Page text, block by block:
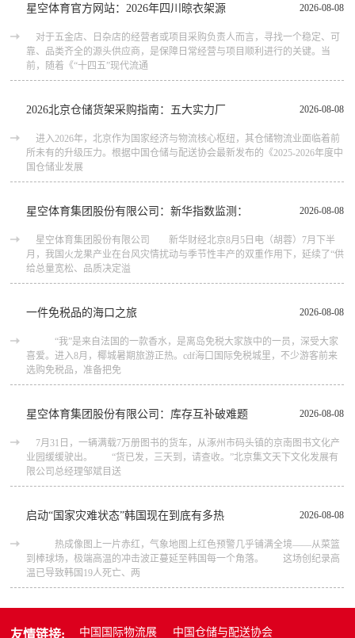
2026-08-08
星空体育官方网站：2026年四川晾衣架源
对于五金店、日杂店的经营者或项目采购负责人而言，寻找一个稳定、可
靠、品类齐全的源头供应商，是保障日常经营与项目顺利进行的关键。当
前，随着《“十四五”现代流通
2026-08-08
2026北京仓储货架采购指南：五大实力厂
进入2026年，北京作为国家经济与物流核心枢纽，其仓储物流业面临着前
所未有的升级压力。根据中国仓储与配送协会最新发布的《2025-2026年度中
国仓储业发展
2026-08-08
星空体育集团股份有限公司：新华指数监测：
星空体育集团股份有限公司 新华财经北京8月5日电（胡蓉）7月下半
月，我国火龙果产业在台风灾情扰动与季节性丰产的双重作用下，延续了“供
给总量宽松、品质决定溢
2026-08-08
一件免税品的海口之旅
“我”是来自法国的一款香水，是离岛免税大家族中的一员，深受大家
喜爱。进入8月，椰城暑期旅游正热。cdf海口国际免税城里，不少游客前来
选购免税品，准备把免
2026-08-08
星空体育集团股份有限公司：库存互补破难题
7月31日，一辆满载7万册图书的货车，从涿州市码头镇的京南图书文化产
业园缓缓驶出。 “货已发，三天到，请查收。”北京集文天下文化发展有
限公司总经理邹斌目送
2026-08-08
启动“国家灾难状态”韩国现在到底有多热
热成像图上一片赤红，气象地图上红色预警几乎铺满全境——从菜篮
到棒球场，极端高温的冲击波正蔓延至韩国每一个角落。 这场创纪录高
温已导致韩国19人死亡、两
友情链接: 中国国际物流展 中国仓储与配送协会